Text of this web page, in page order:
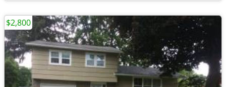
$2,800